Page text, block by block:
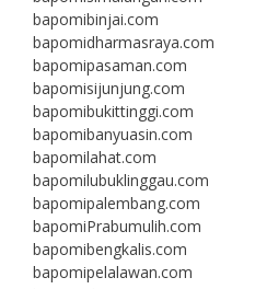
bapomibinjai.com
bapomidharmasraya.com
bapomipasaman.com
bapomisijunjung.com
bapomibukittinggi.com
bapomibanyuasin.com
bapomilahat.com
bapomilubuklinggau.com
bapomipalembang.com
bapomiPrabumulih.com
bapomibengkalis.com
bapomipelalawan.com